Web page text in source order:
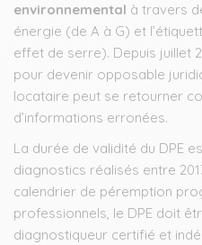
environnemental à travers
énergie (de A à G) et
effet de serre). Depuis juillet
pour devenir opposable
locataire peut se retourner
d’informations erronées.
La durée de validité du DPE
diagnostics réalisés entre
calendrier de péremption
professionnels, le DPE doit
diagnostiqueur certifié et